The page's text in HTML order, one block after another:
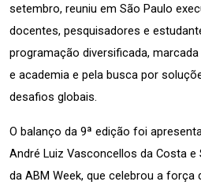
setembro, reuniu em São Paulo
docentes, pesquisadores e
programação diversificada,
e academia e pela busca por
desafios globais.
O balanço da 9ª edição foi
André Luiz Vasconcellos da Costa
da ABM Week, que celebrou a força